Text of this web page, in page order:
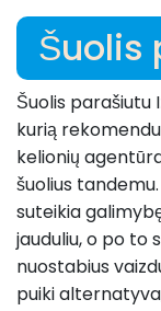
Šuolis
Šuolis
kurią
kelionių
šuolius
suteikia
jauduliu, o po to
nuostabius
puiki